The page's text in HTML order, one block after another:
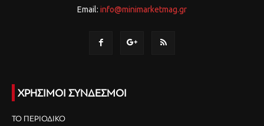
Email: info@minimarketmag.gr
ΧΡΗΣΙΜΟΙ ΣΥΝΔΕΣΜΟΙ
ΤΟ ΠΕΡΙΟΔΙΚΟ